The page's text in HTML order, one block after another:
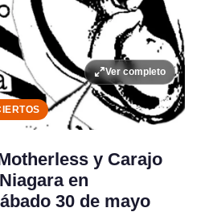
Ver completo
y Carajo
en
30 de mayo